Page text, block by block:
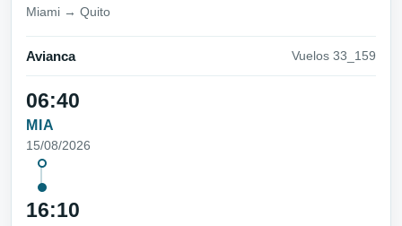
Miami → Quito
Avianca Vuelos 33_159
06:40
MIA
15/08/2026
16:10